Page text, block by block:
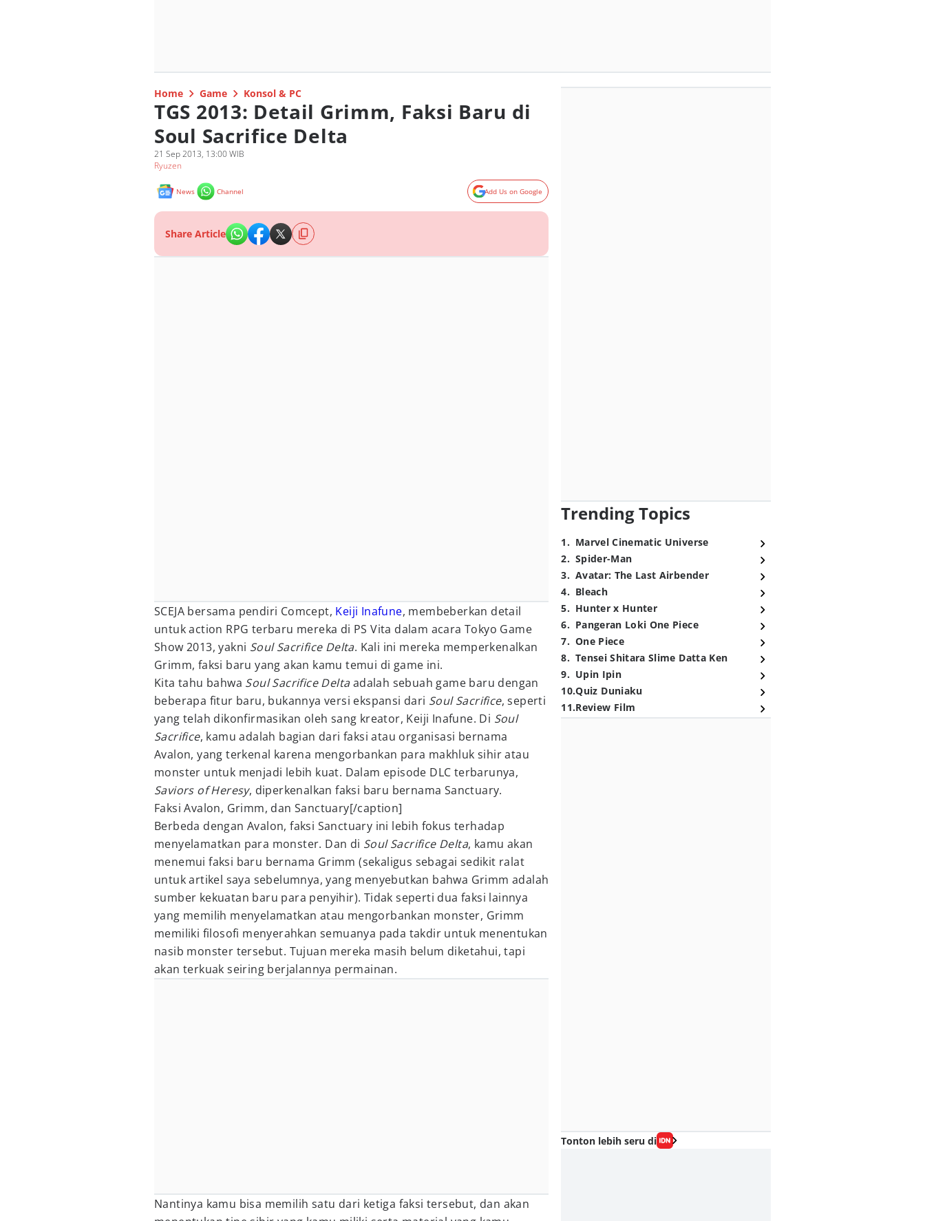
Home Game Konsol & PC
TGS 2013: Detail Grimm, Faksi Baru di
Soul Sacrifice Delta
21 Sep 2013, 13:00 WIB
Ryuzen
News Channel Add Us on Google
Share Article
SCEJA bersama pendiri Comcept, Keiji Inafune, membeberkan detail
untuk action RPG terbaru mereka di PS Vita dalam acara Tokyo Game
Show 2013, yakni Soul Sacrifice Delta. Kali ini mereka memperkenalkan
Grimm, faksi baru yang akan kamu temui di game ini.
Kita tahu bahwa Soul Sacrifice Deltaadalah sebuah game baru dengan
beberapa fitur baru, bukannya versi ekspansi dari Soul Sacrifice, seperti
yang telah dikonfirmasikan oleh sang kreator, Keiji Inafune. Di Soul
Sacrifice, kamu adalah bagian dari faksi atau organisasi bernama
Avalon, yang terkenal karena mengorbankan para makhluk sihir atau
monster untuk menjadi lebih kuat. Dalam episode DLC terbarunya,
Saviors of Heresy, diperkenalkan faksi baru bernama Sanctuary.
Faksi Avalon, Grimm, dan Sanctuary[/caption]
Berbeda dengan Avalon, faksi Sanctuary ini lebih fokus terhadap
menyelamatkan para monster. Dan di Soul Sacrifice Delta, kamu akan
menemui faksi baru bernama Grimm (sekaligus sebagai sedikit ralat
untuk artikel saya sebelumnya, yang menyebutkan bahwa Grimm adalah
sumber kekuatan baru para penyihir). Tidak seperti dua faksi lainnya
yang memilih menyelamatkan atau mengorbankan monster, Grimm
memiliki filosofi menyerahkan semuanya pada takdir untuk menentukan
nasib monster tersebut. Tujuan mereka masih belum diketahui, tapi
akan terkuak seiring berjalannya permainan.
Nantinya kamu bisa memilih satu dari ketiga faksi tersebut, dan akan
Trending Topics
1. Marvel Cinematic Universe
2. Spider-Man
3. Avatar: The Last Airbender
4. Bleach
5. Hunter x Hunter
6. Pangeran Loki One Piece
7. One Piece
8. Tensei Shitara Slime Datta Ken
9. Upin Ipin
10.Quiz Duniaku
11.Review Film
Tonton lebih seru di